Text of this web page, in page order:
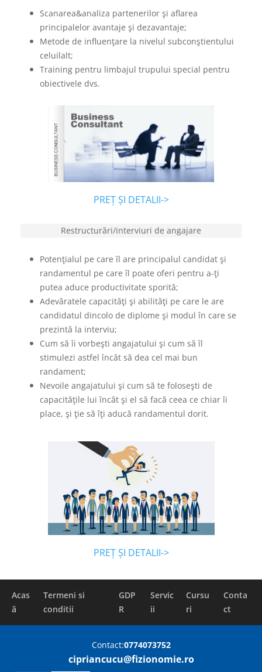
Scanarea&analiza partenerilor şi aflarea
principalelor avantaje şi dezavantaje;
Metode de influenţare la nivelul subconştientului
celuilalt;
Training pentru limbajul trupului special pentru
obiectivele dvs.
PREȚ ȘI DETALII->
Restructurări/interviuri de angajare
Potenţialul pe care îl are principalul candidat şi
randamentul pe care îl poate oferi pentru a-ţi
putea aduce productivitate sporită;
Adevăratele capacităţi şi abilităţi pe care le are
candidatul dincolo de diplome şi modul în care se
prezintă la interviu;
Cum să îi vorbeşti angajatului şi cum să îl
stimulezi astfel încât să dea cel mai bun
randament;
Nevoile angajatului şi cum să te foloseşti de
capacităţile lui încât şi el să facă ceea ce chiar îi
place, şi ţie să îţi aducă randamentul dorit.
PREȚ ȘI DETALII->
Acas
ă
Termeni si
conditii
GDP
R
Servic
ii
Cursu
ri
Conta
ct
Contact:0774073752
cipriancucu@fizionomie.ro